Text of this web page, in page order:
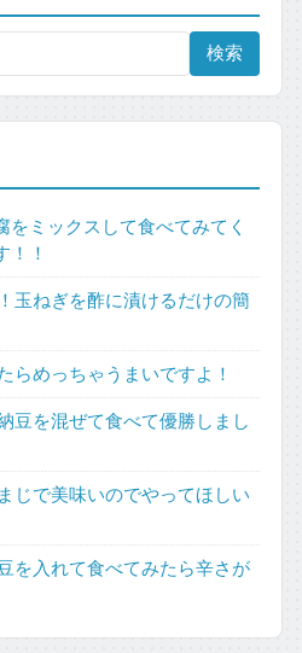
検索
ミックスして食べてみてく
！！
玉ねぎを酢に漬けるだけの簡
らめっちゃうまいですよ！
豆を混ぜて食べて優勝しまし
じで美味いのでやってほしい
を入れて食べてみたら辛さが